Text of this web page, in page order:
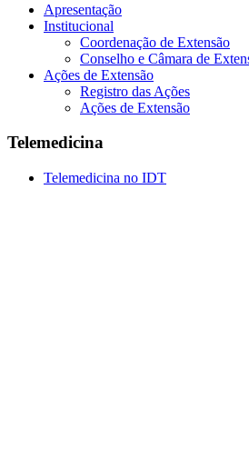
Apresentação
Institucional
Coordenação de Extensão
Conselho e Câmara de
Ações de Extensão
Registro das Ações
Ações de Extensão
Telemedicina
Telemedicina no IDT